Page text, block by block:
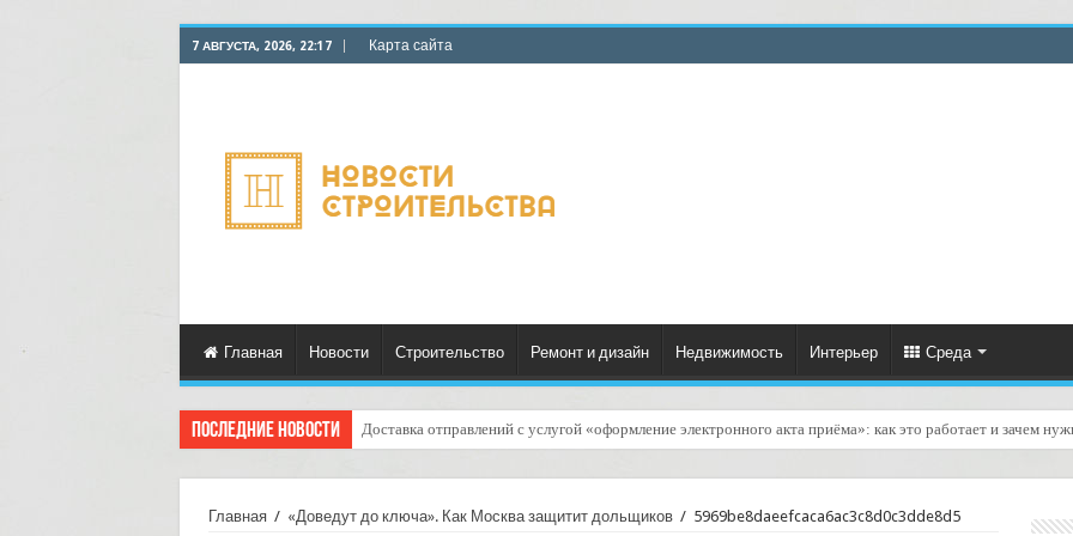
7 АВГУСТА, 2026, 22:17 Карта сайта
Главная Новости Строительство Ремонт и дизайн Недвижимость Интерьер Среда
Последние новости Доставка отправлений с услугой «оформление электронного акта приёма»: как это работает и зачем
Курьерские услуги для магазинов канцтоваров: доставка бумаги и папок — как организовать быстро и
Главная / «Доведут до ключа». Как Москва защитит дольщиков / 5969be8daeefcaca6ac3c8d0c3dde8d5